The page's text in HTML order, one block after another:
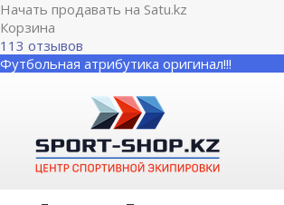
Начать продавать на Satu.kz
Корзина
113 отзывов
Футбольная атрибутика оригинал!!!